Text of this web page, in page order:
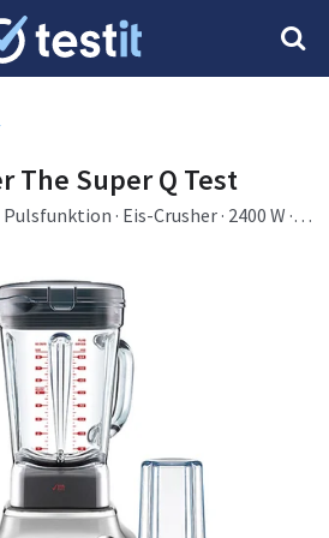
The Super Q Test
· Eis-Crusher · 2400 W ·